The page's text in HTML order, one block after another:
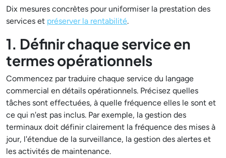
Dix mesures concrètes pour uniformiser la prestation des
services et préserver la rentabilité.
1. Définir chaque service en
termes opérationnels
Commencez par traduire chaque service du langage
commercial en détails opérationnels. Précisez quelles
tâches sont effectuées, à quelle fréquence elles le sont et
ce qui n'est pas inclus. Par exemple, la gestion des
terminaux doit définir clairement la fréquence des mises à
jour, l'étendue de la surveillance, la gestion des alertes et
les activités de maintenance.